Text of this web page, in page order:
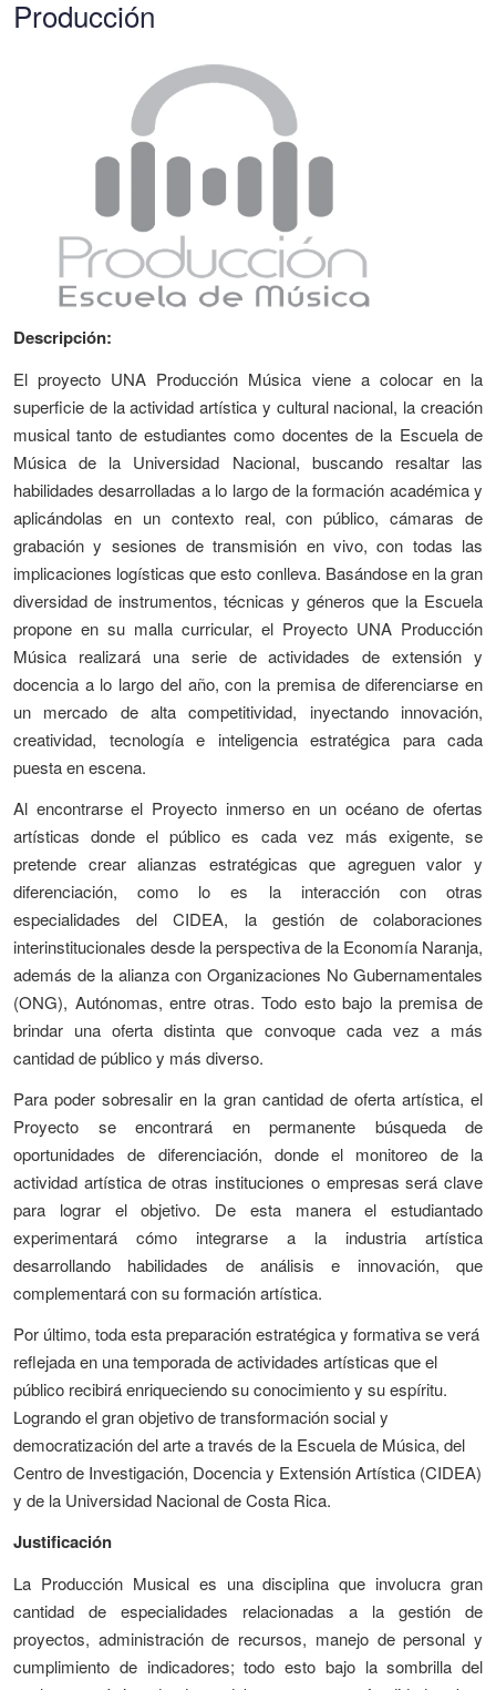
Producción
Descripción:
El proyecto UNA Producción Música viene a colocar en la
superficie de la actividad artística y cultural nacional, la creación
musical tanto de estudiantes como docentes de la Escuela de
Música de la Universidad Nacional, buscando resaltar las
habilidades desarrolladas a lo largo de la formación académica y
aplicándolas en un contexto real, con público, cámaras de
grabación y sesiones de transmisión en vivo, con todas las
implicaciones logísticas que esto conlleva. Basándose en la gran
diversidad de instrumentos, técnicas y géneros que la Escuela
propone en su malla curricular, el Proyecto UNA Producción
Música realizará una serie de actividades de extensión y
docencia a lo largo del año, con la premisa de diferenciarse en
un mercado de alta competitividad, inyectando innovación,
creatividad, tecnología e inteligencia estratégica para cada
puesta en escena.
Al encontrarse el Proyecto inmerso en un océano de ofertas
artísticas donde el público es cada vez más exigente, se
pretende crear alianzas estratégicas que agreguen valor y
diferenciación, como lo es la interacción con otras
especialidades del CIDEA, la gestión de colaboraciones
interinstitucionales desde la perspectiva de la Economía Naranja,
además de la alianza con Organizaciones No Gubernamentales
(ONG), Autónomas, entre otras. Todo esto bajo la premisa de
brindar una oferta distinta que convoque cada vez a más
cantidad de público y más diverso.
Para poder sobresalir en la gran cantidad de oferta artística, el
Proyecto se encontrará en permanente búsqueda de
oportunidades de diferenciación, donde el monitoreo de la
actividad artística de otras instituciones o empresas será clave
para lograr el objetivo. De esta manera el estudiantado
experimentará cómo integrarse a la industria artística
desarrollando habilidades de análisis e innovación, que
complementará con su formación artística.
Por último, toda esta preparación estratégica y formativa se verá
reflejada en una temporada de actividades artísticas que el
público recibirá enriqueciendo su conocimiento y su espíritu.
Logrando el gran objetivo de transformación social y
democratización del arte a través de la Escuela de Música, del
Centro de Investigación, Docencia y Extensión Artística (CIDEA)
y de la Universidad Nacional de Costa Rica.
Justificación
La Producción Musical es una disciplina que involucra gran
cantidad de especialidades relacionadas a la gestión de
proyectos, administración de recursos, manejo de personal y
cumplimiento de indicadores; todo esto bajo la sombrilla del